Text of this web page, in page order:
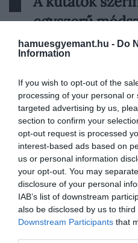
hamuesgyemant.hu - Do
Information
If you wish to opt-out of the
processing of your personal
targeted advertising by us,
section to confirm your
opt-out request is processed
interest-based ads based on
us or personal information
your opt-out. You may
disclosure of your personal
IAB’s list of downstream
also be disclosed by us to
Downstream Participants that
Ausztrál kutatók azt
hatékony módszert
rávegyék az
alkoholfogyasztás
számoltatják az
egyszerű
HAMU ÉS GYÉMÁNT